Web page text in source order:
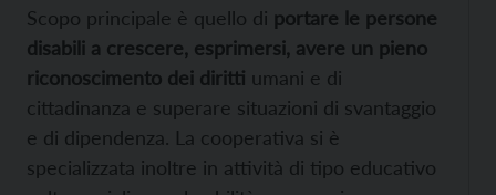
Scopo principale è quello di portare le persone
disabili a crescere, esprimersi, avere un pieno
riconoscimento dei diritti umani e di
cittadinanza e superare situazioni di svantaggio
e di dipendenza. La cooperativa si è
specializzata inoltre in attività di tipo educativo